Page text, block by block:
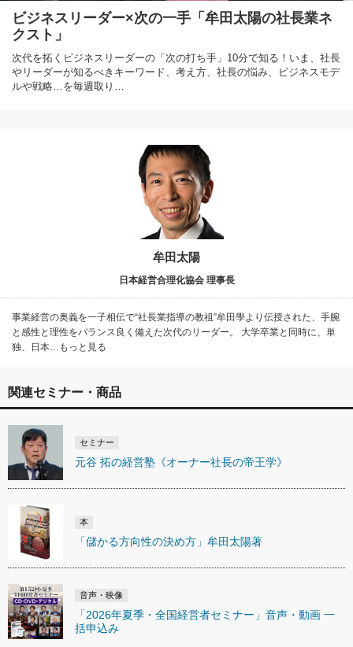
ビジネスリーダー×次の一手「牟田太陽の社長業ネ
クスト」
次代を拓くビジネスリーダーの「次の打ち手」10分で知る！いま、社長
やリーダーが知るべきキーワード、考え方、社長の悩み、ビジネスモデ
ルや戦略…を毎週取り…
牟田太陽
日本経営合理化協会 理事長
事業経営の奥義を一子相伝で“社長業指導の教祖”牟田學より伝授された、手腕
と感性と理性をバランス良く備えた次代のリーダー。 大学卒業と同時に、単
独、日本…もっと見る
関連セミナー・商品
セミナー
元谷 拓の経営塾《オーナー社長の帝王学》
本
「儲かる方向性の決め方」牟田太陽著
音声・映像
「2026年夏季・全国経営者セミナー」音声・動画 一
括申込み